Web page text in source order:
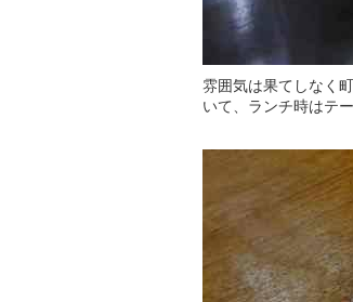
雰囲気は果てしなく
いて、ランチ時はテ